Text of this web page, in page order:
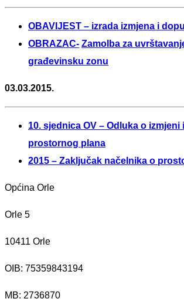
OBAVIJEST – izrada izmjena i
OBRAZAC- Zamolba za
građevinsku zonu
03.03.2015.
10. sjednica OV – Odluka o izmjeni
prostornog plana
2015 – Zaključak načelnika o
Općina Orle
Orle 5
10411 Orle
OIB: 75359843194
MB: 2736870